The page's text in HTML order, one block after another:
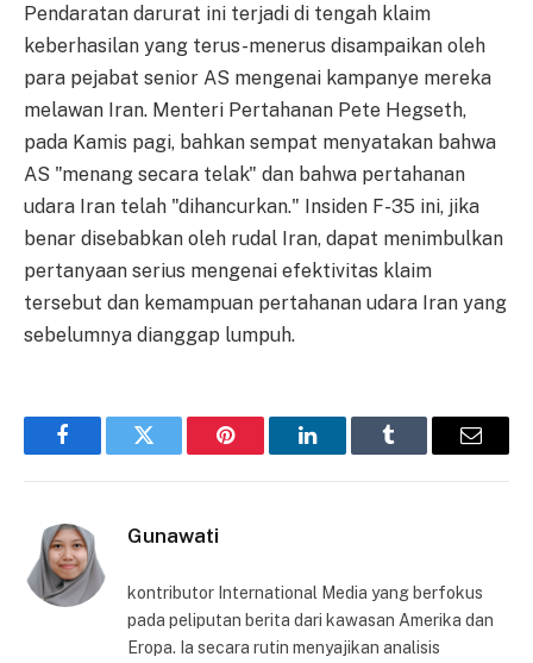
Pendaratan darurat ini terjadi di tengah klaim
keberhasilan yang terus-menerus disampaikan oleh
para pejabat senior AS mengenai kampanye mereka
melawan Iran. Menteri Pertahanan Pete Hegseth,
pada Kamis pagi, bahkan sempat menyatakan bahwa
AS "menang secara telak" dan bahwa pertahanan
udara Iran telah "dihancurkan." Insiden F-35 ini, jika
benar disebabkan oleh rudal Iran, dapat menimbulkan
pertanyaan serius mengenai efektivitas klaim
tersebut dan kemampuan pertahanan udara Iran yang
sebelumnya dianggap lumpuh.
FacebookTwitter Pinterest LinkedInTumblr Email
Gunawati
kontributor International Media yang berfokus
pada peliputan berita dari kawasan Amerika dan
Eropa. Ia secara rutin menyajikan analisis